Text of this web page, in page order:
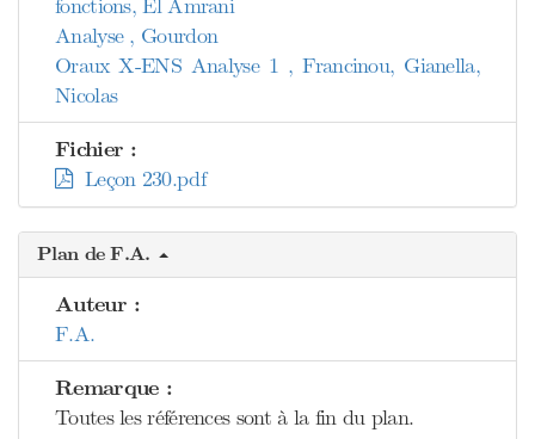
fonctions, El Amrani
Analyse , Gourdon
Oraux X-ENS Analyse 1 , Francinou, Gianella,
Nicolas
Fichier :
Leçon 230.pdf
Plan de F.A.
Auteur :
F.A.
Remarque :
Toutes les références sont à la fin du plan.